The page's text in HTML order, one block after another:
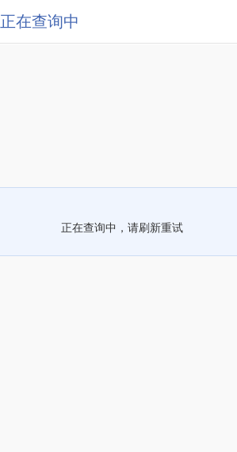
正在查询中
正在查询中，请刷新重试